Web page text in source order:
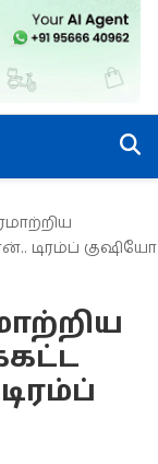
டிரம்ப் குஷியோ